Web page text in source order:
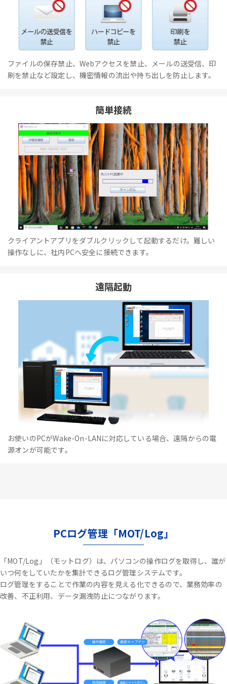
ファイルの保存禁止、Webアクセスを禁止、メールの送受信、印
刷を禁止など設定し、機密情報の流出や持ち出しを防止します。
簡単接続
クライアントアプリをダブルクリックして起動するだけ。難しい
操作なしに、社内PCへ安全に接続できます。
遠隔起動
お使いのPCがWake-On-LANに対応している場合、遠隔からの電
源オンが可能です。
PCログ管理「MOT/Log」
「MOT/Log」（モットログ）は、パソコンの操作ログを取得し、誰が
いつ何をしていたかを集計できるログ管理システムです。
ログ管理をすることで作業の内容を見える化できるので、業務効率の
改善、不正利用、データ漏洩防止につながります。